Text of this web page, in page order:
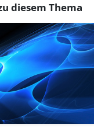
diesem Thema